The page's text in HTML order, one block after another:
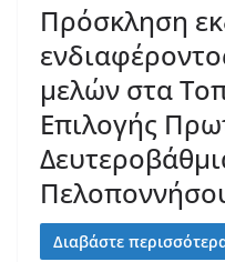
Πρόσκληση
μελών στα
Επιλογής
Διαβάστε